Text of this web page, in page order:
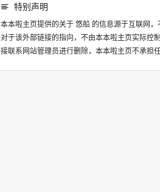
特别声明
本本啦主页提供的关于悠船的信息源于互联网，
对于该外部链接的指向，不由本本啦主页实际控
接联系网站管理员进行删除，本本啦主页不承担